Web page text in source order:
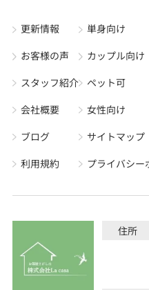
更新情報
お客様の声
スタッフ紹介
会社概要
ブログ
利用規約
単身向け
カップル向け
ペット可
女性向け
サイトマップ
プライバシー
住所